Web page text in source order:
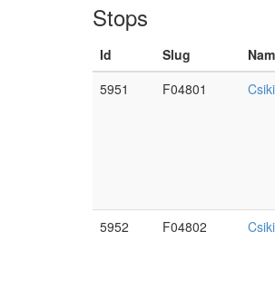
Stops
Id Slug
5951
F04801
5952 F04802